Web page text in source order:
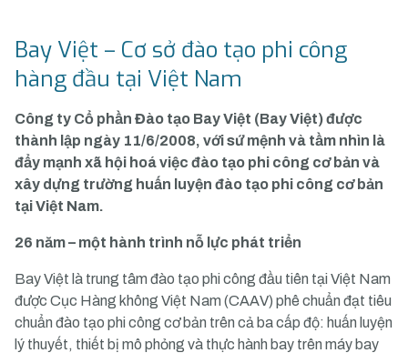
Bay Việt – Cơ sở đào tạo phi công
hàng đầu tại Việt Nam
Công ty Cổ phần Đào tạo Bay Việt (Bay Việt) được
thành lập ngày 11/6/2008, với sứ mệnh và tầm nhìn là
đẩy mạnh xã hội hoá việc đào tạo phi công cơ bản và
xây dựng trường huấn luyện đào tạo phi công cơ bản
tại Việt Nam.
26 năm – một hành trình nỗ lực phát triển
Bay Việt là trung tâm đào tạo phi công đầu tiên tại Việt Nam
được Cục Hàng không Việt Nam (CAAV) phê chuẩn đạt tiêu
chuẩn đào tạo phi công cơ bản trên cả ba cấp độ: huấn luyện
lý thuyết, thiết bị mô phỏng và thực hành bay trên máy bay